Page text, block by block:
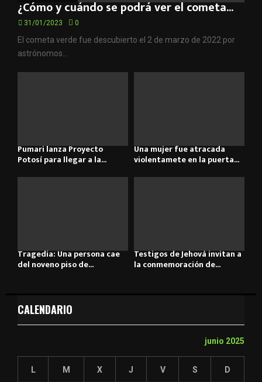
¿Cómo y cuándo se podrá ver el cometa...
31/01/2023 0
El cometa verde fue descubierto el 2 de marzo de 2022 por
astrónomos...
Pumari lanza Proyecto
Potosí para llegar a la...
Una mujer fue atracada
violentamete en la puerta...
Tragedia: Una persona cae
del noveno piso de...
Testigos de Jehová invitan a
la conmemoración de...
CALENDARIO
junio 2025
L M X J V S D